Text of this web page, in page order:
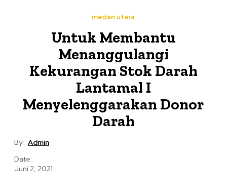
medan utara
Untuk Membantu
Menanggulangi
Kekurangan Stok Darah
Lantamal I
Menyelenggarakan Donor
Darah
By: Admin
Date:
Juni 2, 2021